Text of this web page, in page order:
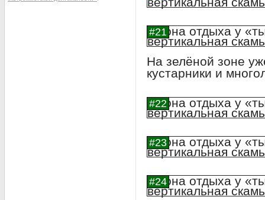
На зелёной зоне
кустарники и